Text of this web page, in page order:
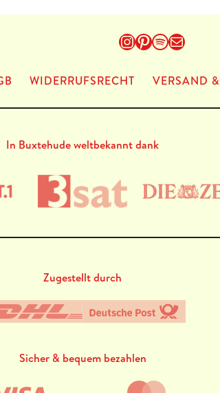
Instagram
Pinterest
Spotify
E-Mail
WIDERRUFSRECHT VERSAND
In Buxtehude weltbekannt dank
Zugestellt durch
Sicher & bequem bezahlen